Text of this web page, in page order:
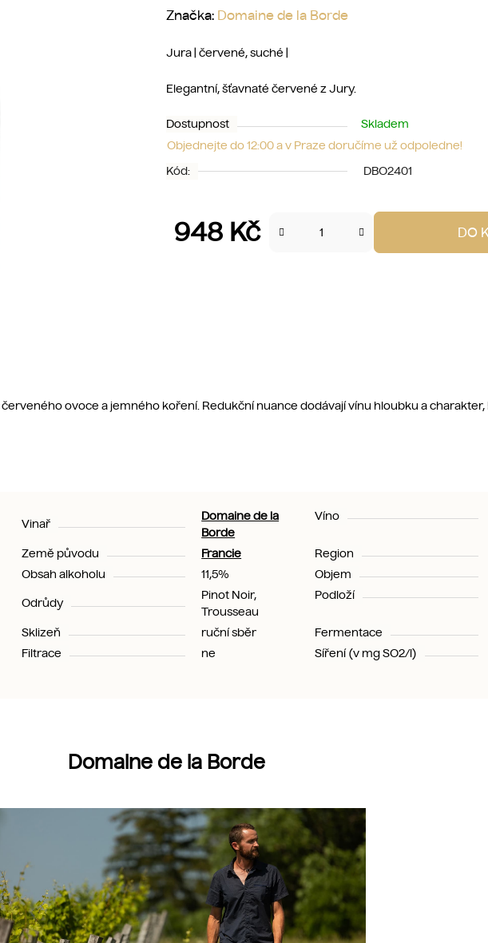
Značka: Domaine de la Borde
Jura | červené, suché |
Elegantní, šťavnaté červené z Jury.
Dostupnost
Skladem
Objednejte do 12:00 a v Praze doručíme už odpoledne!
Kód:
DBO2401
948 Kč DO
ovoce a jemného koření. Redukční nuance dodávají vínu hloubku a
Vinař
Domaine de la
Borde
Víno
Země původu Francie Region
Obsah alkoholu 11,5% Objem
Odrůdy
Pinot Noir,
Trousseau
Podloží
Sklizeň ruční sběr Fermentace
Filtrace ne Síření (v mg SO2/l)
Domaine de la Borde